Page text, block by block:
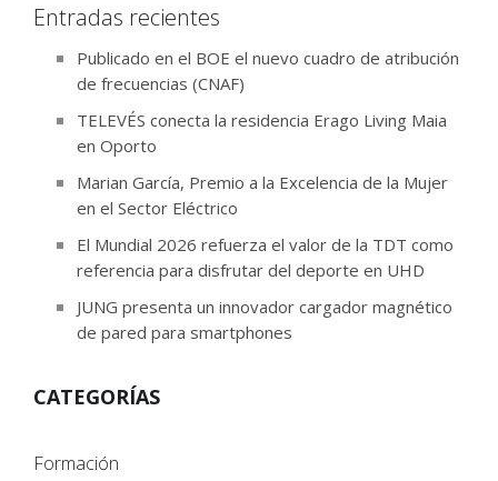
Entradas recientes
Publicado en el BOE el nuevo cuadro de atribución
de frecuencias (CNAF)
TELEVÉS conecta la residencia Erago Living Maia
en Oporto
Marian García, Premio a la Excelencia de la Mujer
en el Sector Eléctrico
El Mundial 2026 refuerza el valor de la TDT como
referencia para disfrutar del deporte en UHD
JUNG presenta un innovador cargador magnético
de pared para smartphones
CATEGORÍAS
Formación